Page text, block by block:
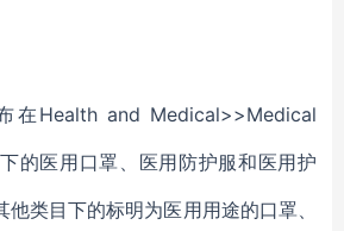
在Health and Medical>>Medical
的医用口罩、医用防护服和医用护
类目下的标明为医用用途的口罩、